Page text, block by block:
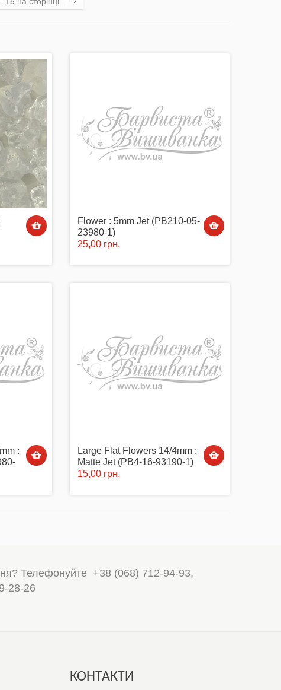
Flower : 5mm Jet (PB210-05-
23980-1)
25,00 грн.
:
Large Flat Flowers 14/4mm :
Matte Jet (PB4-16-93190-1)
15,00 грн.
Телефонуйте +38 (068) 712-94-93,
28-26
КОНТАКТИ